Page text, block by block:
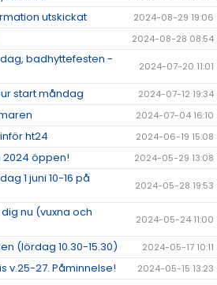
utskickat 2024-08-29 19:06
2024-08-28 08:54
badhyttefesten -
2024-07-20 11:01
start måndag 2024-07-12 19:34
2024-07-04 16:10
ht24 2024-06-19 15:08
2024 öppen! 2024-05-29 13:08
1 juni 10-16 på
2024-05-28 19:53
nu (vuxna och
2024-05-24 11:00
(lördag 10.30-15.30) 2024-05-17 10:11
v.25-27. Påminnelse! 2024-05-15 13:23